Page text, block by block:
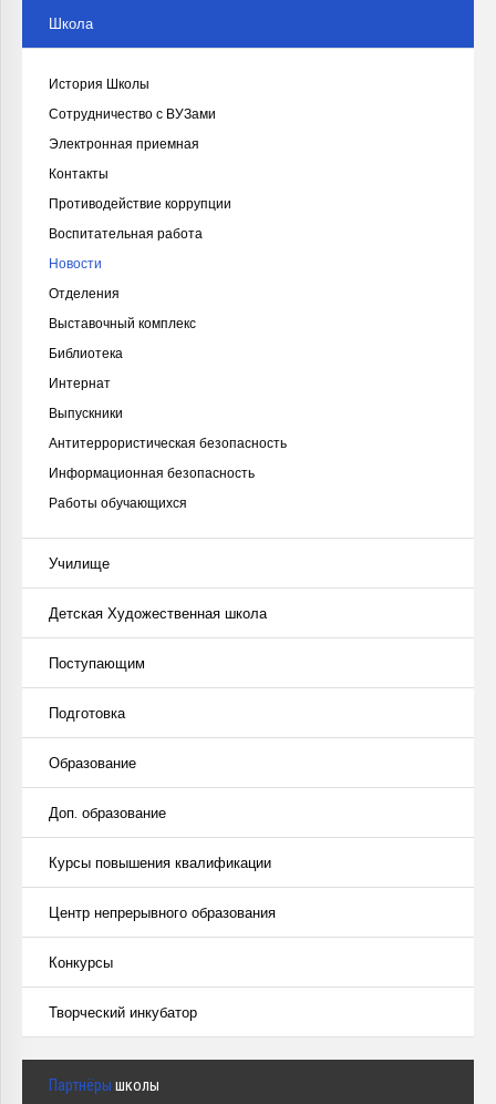
Школа
История Школы
Сотрудничество с ВУЗами
Электронная приемная
Контакты
Противодействие коррупции
Воспитательная работа
Новости
Отделения
Выставочный комплекс
Библиотека
Интернат
Выпускники
Антитеррористическая безопасность
Информационная безопасность
Работы обучающихся
Училище
Детская Художественная школа
Поступающим
Подготовка
Образование
Доп. образование
Курсы повышения квалификации
Центр непрерывного образования
Конкурсы
Творческий инкубатор
Партнёры школы